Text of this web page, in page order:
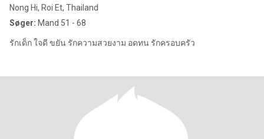
Nong Hi, Roi Et, Thailand
Søger: Mand 51 - 68
รักเด็ก ใจดี ขยัน รักความสวยงาม อดทน รักครอบครัว